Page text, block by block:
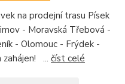
na prodejní trasu Písek
- Moravská Třebová -
- Olomouc - Frýdek -
zahájen! ... číst celé